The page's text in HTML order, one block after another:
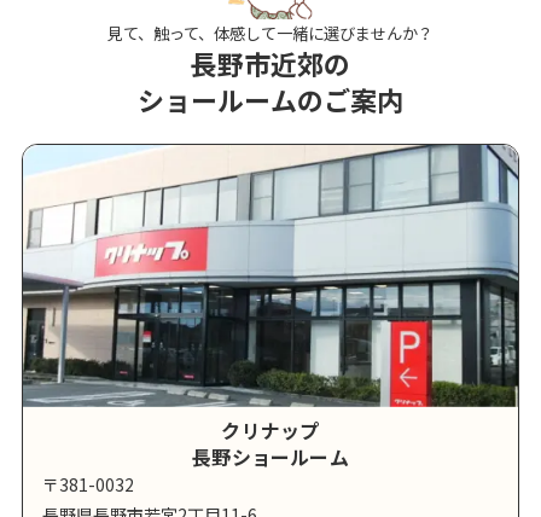
見て、触って、体感して一緒に選びませんか？
長野市近郊の
ショールームのご案内
クリナップ
長野ショールーム
〒381-0032